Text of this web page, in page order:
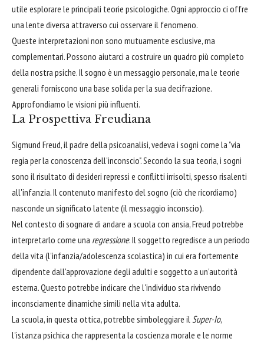
utile esplorare le principali teorie psicologiche. Ogni approccio ci offre
una lente diversa attraverso cui osservare il fenomeno.
Queste interpretazioni non sono mutuamente esclusive, ma
complementari. Possono aiutarci a costruire un quadro più completo
della nostra psiche. Il sogno è un messaggio personale, ma le teorie
generali forniscono una base solida per la sua decifrazione.
Approfondiamo le visioni più influenti.
La Prospettiva Freudiana
Sigmund Freud, il padre della psicoanalisi, vedeva i sogni come la "via
regia per la conoscenza dell'inconscio". Secondo la sua teoria, i sogni
sono il risultato di desideri repressi e conflitti irrisolti, spesso risalenti
all'infanzia. Il contenuto manifesto del sogno (ciò che ricordiamo)
nasconde un significato latente (il messaggio inconscio).
Nel contesto di sognare di andare a scuola con ansia, Freud potrebbe
interpretarlo come una regressione. Il soggetto regredisce a un periodo
della vita (l'infanzia/adolescenza scolastica) in cui era fortemente
dipendente dall'approvazione degli adulti e soggetto a un'autorità
esterna. Questo potrebbe indicare che l'individuo sta rivivendo
inconsciamente dinamiche simili nella vita adulta.
La scuola, in questa ottica, potrebbe simboleggiare ilSuper-Io,
l'istanza psichica che rappresenta la coscienza morale e le norme